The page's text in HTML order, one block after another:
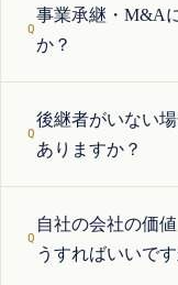
事業承継・M&A
か？
後継者がいない
ありますか？
自社の会社の価
うすればいいです